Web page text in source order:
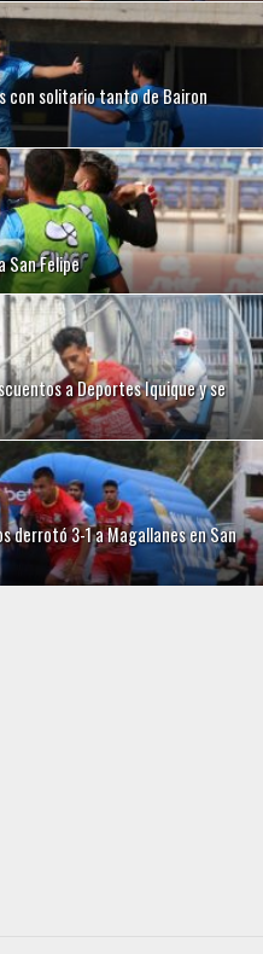
con solitario tanto de Bairon
San Felipe
a Deportes Iquique y se
derrotó 3-1 a Magallanes en San